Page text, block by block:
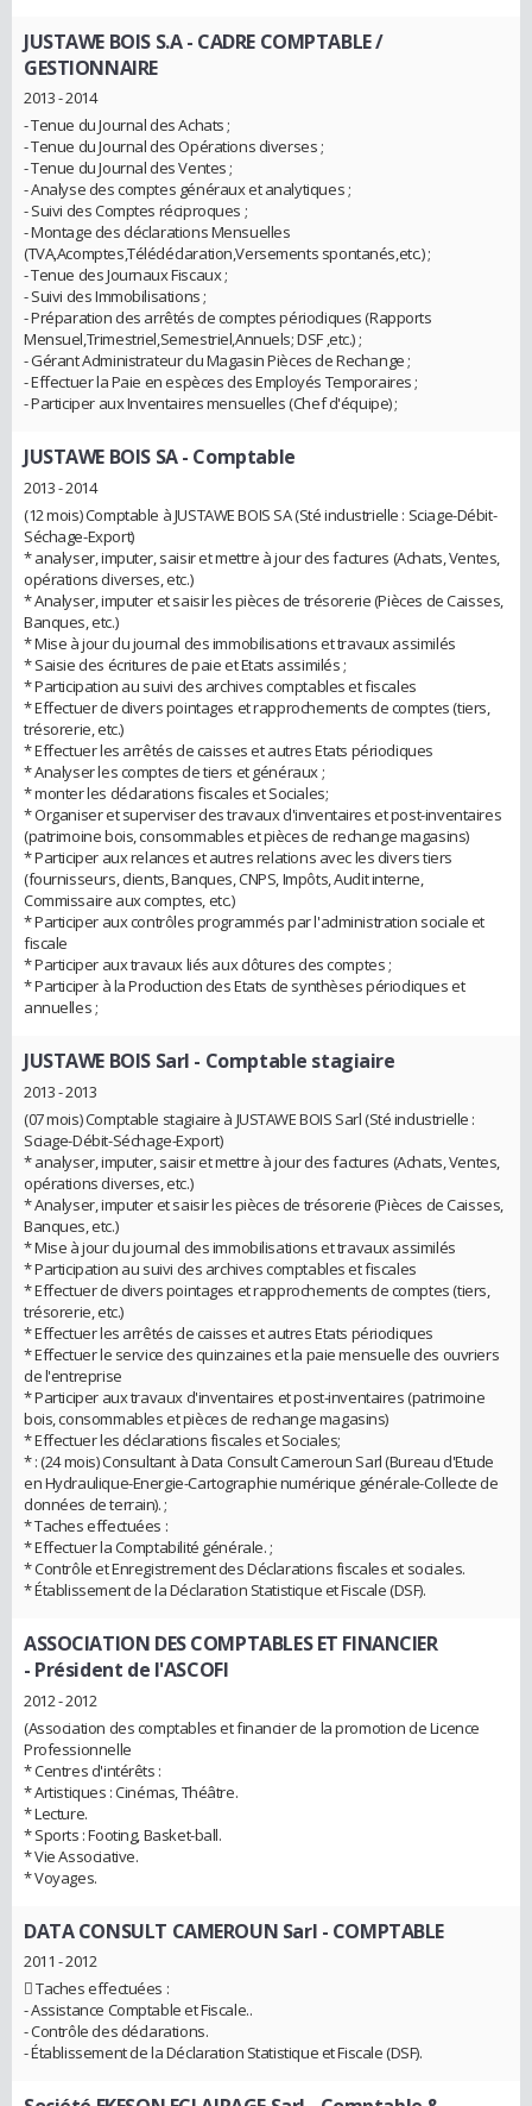
JUSTAWE BOIS S.A- CADRE COMPTABLE /
GESTIONNAIRE
2013 - 2014
- Tenue du Journal des Achats ;
- Tenue du Journal des Opérations diverses ;
- Tenue du Journal des Ventes ;
- Analyse des comptes généraux et analytiques ;
- Suivi des Comptes réciproques ;
- Montage des déclarations Mensuelles
(TVA,Acomptes,Télédéclaration,Versements spontanés,etc.) ;
- Tenue des Journaux Fiscaux ;
- Suivi des Immobilisations ;
- Préparation des arrêtés de comptes périodiques (Rapports
Mensuel,Trimestriel,Semestriel,Annuels; DSF ,etc.) ;
- Gérant Administrateur du Magasin Pièces de Rechange ;
- Effectuer la Paie en espèces des Employés Temporaires ;
- Participer aux Inventaires mensuelles (Chef d'équipe) ;
JUSTAWE BOIS SA- Comptable
2013 - 2014
(12 mois) Comptable à JUSTAWE BOIS SA (Sté industrielle : Sciage-Débit-
Séchage-Export)
* analyser, imputer, saisir et mettre à jour des factures (Achats, Ventes,
opérations diverses, etc.)
* Analyser, imputer et saisir les pièces de trésorerie (Pièces de Caisses,
Banques, etc.)
* Mise à jour du journal des immobilisations et travaux assimilés
* Saisie des écritures de paie et Etats assimilés ;
* Participation au suivi des archives comptables et fiscales
* Effectuer de divers pointages et rapprochements de comptes (tiers,
trésorerie, etc.)
* Effectuer les arrêtés de caisses et autres Etats périodiques
* Analyser les comptes de tiers et généraux ;
* monter les déclarations fiscales et Sociales;
* Organiser et superviser des travaux d'inventaires et post-inventaires
(patrimoine bois, consommables et pièces de rechange magasins)
* Participer aux relances et autres relations avec les divers tiers
(fournisseurs, clients, Banques, CNPS, Impôts, Audit interne,
Commissaire aux comptes, etc.)
* Participer aux contrôles programmés par l'administration sociale et
fiscale
* Participer aux travaux liés aux clôtures des comptes ;
* Participer à la Production des Etats de synthèses périodiques et
annuelles ;
JUSTAWE BOIS Sarl - Comptable stagiaire
2013 - 2013
(07 mois) Comptable stagiaire à JUSTAWE BOIS Sarl (Sté industrielle :
Sciage-Débit-Séchage-Export)
* analyser, imputer, saisir et mettre à jour des factures (Achats, Ventes,
opérations diverses, etc.)
* Analyser, imputer et saisir les pièces de trésorerie (Pièces de Caisses,
Banques, etc.)
* Mise à jour du journal des immobilisations et travaux assimilés
* Participation au suivi des archives comptables et fiscales
* Effectuer de divers pointages et rapprochements de comptes (tiers,
trésorerie, etc.)
* Effectuer les arrêtés de caisses et autres Etats périodiques
* Effectuer le service des quinzaines et la paie mensuelle des ouvriers
de l'entreprise
* Participer aux travaux d'inventaires et post-inventaires (patrimoine
bois, consommables et pièces de rechange magasins)
* Effectuer les déclarations fiscales et Sociales;
* : (24 mois) Consultant à Data Consult Cameroun Sarl (Bureau d'Etude
en Hydraulique-Energie-Cartographie numérique générale-Collecte de
données de terrain). ;
* Taches effectuées :
* Effectuer la Comptabilité générale. ;
* Contrôle et Enregistrement des Déclarations fiscales et sociales.
* Établissement de la Déclaration Statistique et Fiscale (DSF).
ASSOCIATION DES COMPTABLES ET FINANCIER
- Président de l'ASCOFI
2012 - 2012
(Association des comptables et financier de la promotion de Licence
Professionnelle
* Centres d'intérêts :
* Artistiques : Cinémas, Théâtre.
* Lecture.
* Sports : Footing, Basket-ball.
* Vie Associative.
* Voyages.
DATA CONSULT CAMEROUN Sarl - COMPTABLE
2011 - 2012
 Taches effectuées :
- Assistance Comptable et Fiscale..
- Contrôle des déclarations.
- Établissement de la Déclaration Statistique et Fiscale (DSF).